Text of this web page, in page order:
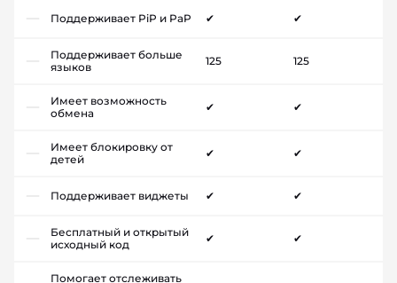
Поддерживает PiP и PaP ✔ ✔
Поддерживает больше
языков
125 125
Имеет возможность
обмена
✔ ✔
Имеет блокировку от
детей
✔ ✔
Поддерживает виджеты ✔ ✔
Бесплатный и открытый
исходный код
✔ ✔
Помогает отслеживать